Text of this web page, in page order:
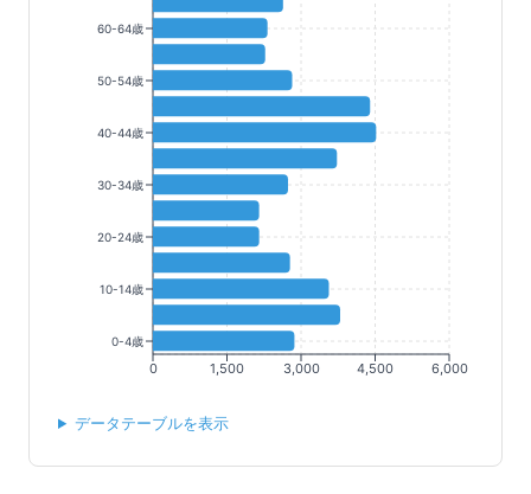
0 1,500 3,000 4,500 6,000
60-64歳
50-54歳
40-44歳
30-34歳
20-24歳
10-14歳
0-4歳
データテーブルを表示